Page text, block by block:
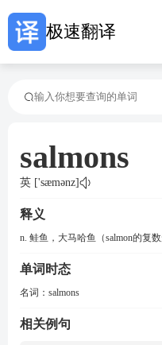
极速翻译
salmons
英 ['sæmənz]
释义
n. 鲑鱼，大马哈鱼（salmon的复数
单词时态
名词： salmons
相关例句